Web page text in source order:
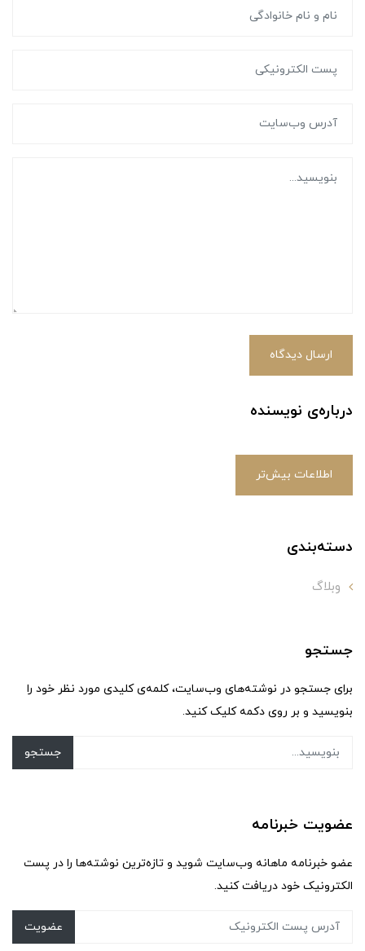
ارسال دیدگاه
درباره‌ی نویسنده
اطلاعات بیش‌تر
دسته‌بندی
وبلاگ
جستجو
برای جستجو در نوشته‌های وب‌سایت، کلمه‌ی کلیدی مورد نظر خود را
بنویسید و بر روی دکمه کلیک کنید.
جستجو
عضویت خبرنامه
عضو خبرنامه ماهانه وب‌سایت شوید و تازه‌ترین نوشته‌ها را در پست
الکترونیک خود دریافت کنید.
عضویت